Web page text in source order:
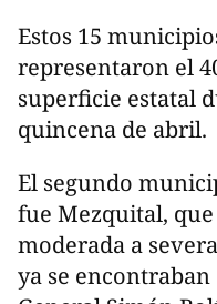
Estos 15
representaron el
superficie estatal
quincena de abril.
El segundo
fue Mezquital,
moderada a
ya se